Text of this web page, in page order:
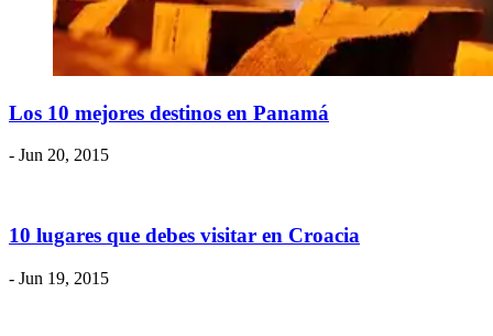
​Los 10 mejores destinos en Panamá
- Jun 20, 2015
​10 lugares que debes visitar en Croacia
- Jun 19, 2015